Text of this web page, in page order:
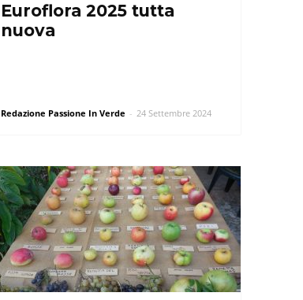
Euroflora 2025 tutta
nuova
Redazione Passione In Verde - 24 Settembre 2024